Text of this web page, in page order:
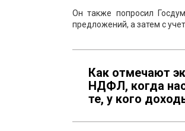
Он также попросил
предложений, а затем с
Как отмечают
НДФЛ, когда
те, у кого